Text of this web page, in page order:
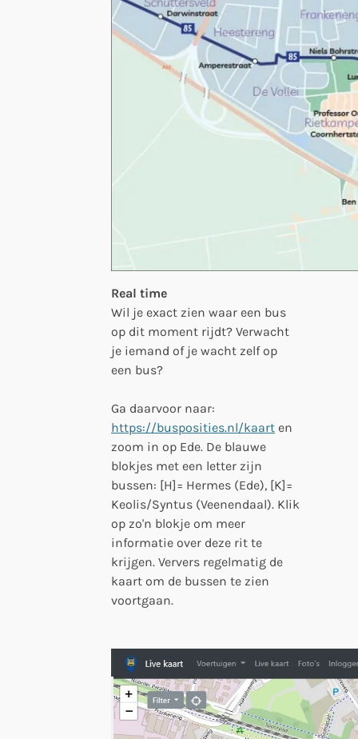
Real time
Wil je exact zien waar een bus
op dit moment rijdt? Verwacht
je iemand of je wacht zelf op
een bus?
Ga daarvoor naar:
https://busposities.nl/kaart en
zoom in op Ede. De blauwe
blokjes met een letter zijn
bussen: [H]= Hermes (Ede), [K]=
Keolis/Syntus (Veenendaal). Klik
op zo'n blokje om meer
informatie over deze rit te
krijgen. Ververs regelmatig de
kaart om de bussen te zien
voortgaan.